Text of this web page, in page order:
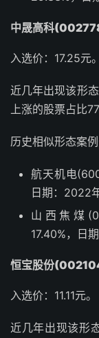
中晟高科
入选价：17.25元。
近几年出现该形
上涨的股票占比
历史相似形态案例
航天机电
日期：2022
山西焦煤
17.40%，日
恒宝股份
入选价：11.11元。
近几年出现该形